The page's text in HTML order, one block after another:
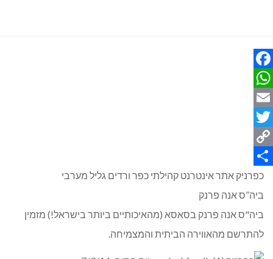
Facebook
WhatsApp
Email
Twitter
Copy
Link
Share
כפרניק אתר אינטרנט קהילתי כפר ורדים גליל מערבי
ביה”ס אנה פרנק
ביה"ס אנה פרנק בסאסא (מהאיכותיים ביותר בישראל!) מזמין
להתרשם מהאווירה הביתית והמצמיחה.